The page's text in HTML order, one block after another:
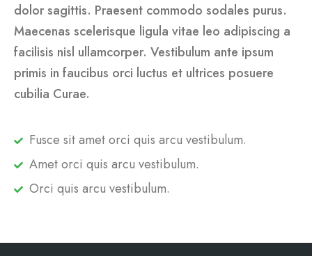
dolor sagittis. Praesent commodo sodales purus.
Maecenas scelerisque ligula vitae leo adipiscing a
facilisis nisl ullamcorper. Vestibulum ante ipsum
primis in faucibus orci luctus et ultrices posuere
cubilia Curae.
Fusce sit amet orci quis arcu vestibulum.
Amet orci quis arcu vestibulum.
Orci quis arcu vestibulum.